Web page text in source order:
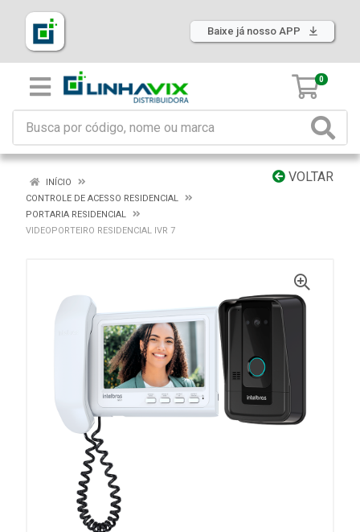
Baixe já nosso APP
0
VOLTAR
INÍCIO
CONTROLE DE ACESSO RESIDENCIAL
PORTARIA RESIDENCIAL
VIDEOPORTEIRO RESIDENCIAL IVR 7